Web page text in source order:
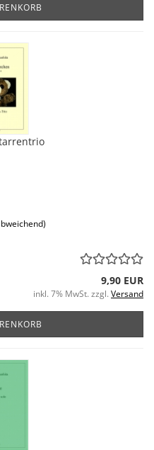
9,90 EUR
inkl. 7% MwSt. zzgl. Versand